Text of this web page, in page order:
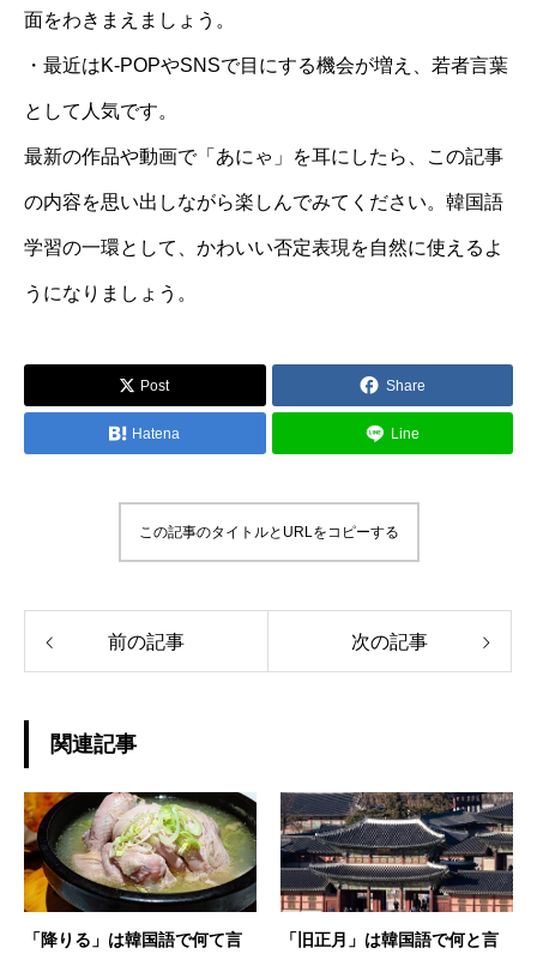
面をわきまえましょう。
・最近はK-POPやSNSで目にする機会が増え、若者言葉
として人気です。
最新の作品や動画で「あにゃ」を耳にしたら、この記事
の内容を思い出しながら楽しんでみてください。韓国語
学習の一環として、かわいい否定表現を自然に使えるよ
うになりましょう。
Post Share
Hatena Line
この記事のタイトルとURLをコピーする
前の記事 次の記事
関連記事
「降りる」は韓国語で何て言
「旧正月」は韓国語で何と言